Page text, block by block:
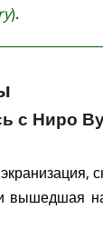
).
с Ниро
вышедшая